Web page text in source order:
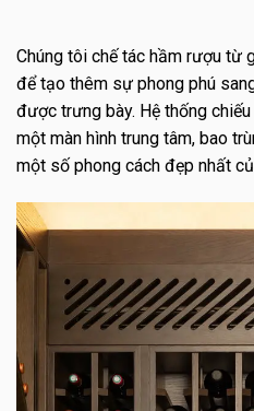
Chúng tôi chế tác hầm rượu từ
để tạo thêm sự phong phú
được trưng bày. Hệ thống
một màn hình trung tâm, bao
một số phong cách đẹp nhất